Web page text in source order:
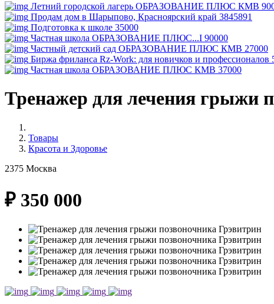
Летний городской лагерь ОБРАЗОВАНИЕ ПЛЮС КМВ
Продам дом в Шарыпово, Красноярский край 3845891
Подготовка к школе 35000
Частная школа ОБРАЗОВАНИЕ ПЛЮС...I 90000
Частный детский сад ОБРАЗОВАНИЕ ПЛЮС КМВ 27000
Биржа фриланса Rz-Work: для новичков и профессионалов
Частная школа ОБРАЗОВАНИЕ ПЛЮС КМВ 37000
Тренажер для лечения грыжи
Товары
Красота и Здоровье
2375 Москва
₽ 350 000